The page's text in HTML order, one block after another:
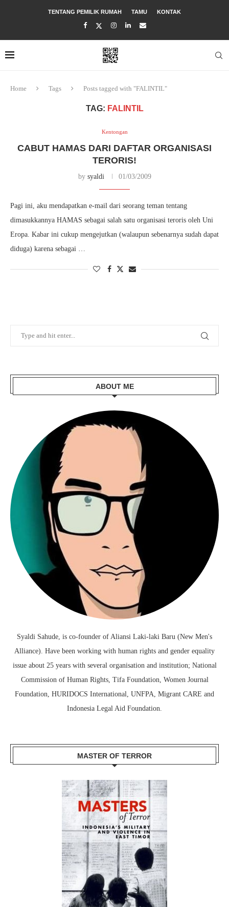
TENTANG PEMILIK RUMAH TAMU KONTAK
Home Tags Posts tagged with "FALINTIL"
TAG: FALINTIL
Kentongan
CABUT HAMAS DARI DAFTAR ORGANISASI
TERORIS!
by syaldi 01/03/2009
Pagi ini, aku mendapatkan e-mail dari seorang teman tentang
dimasukkannya HAMAS sebagai salah satu organisasi teroris oleh Uni
Eropa. Kabar ini cukup mengejutkan (walaupun sebenarnya sudah dapat
diduga) karena sebagai …
ABOUT ME
Syaldi Sahude, is co-founder of Aliansi Laki-laki Baru (New Men's
Alliance). Have been working with human rights and gender equality
issue about 25 years with several organisation and institution; National
Commission of Human Rights, Tifa Foundation, Women Journal
Foundation, HURIDOCS International, UNFPA, Migrant CARE and
Indonesia Legal Aid Foundation.
MASTER OF TERROR